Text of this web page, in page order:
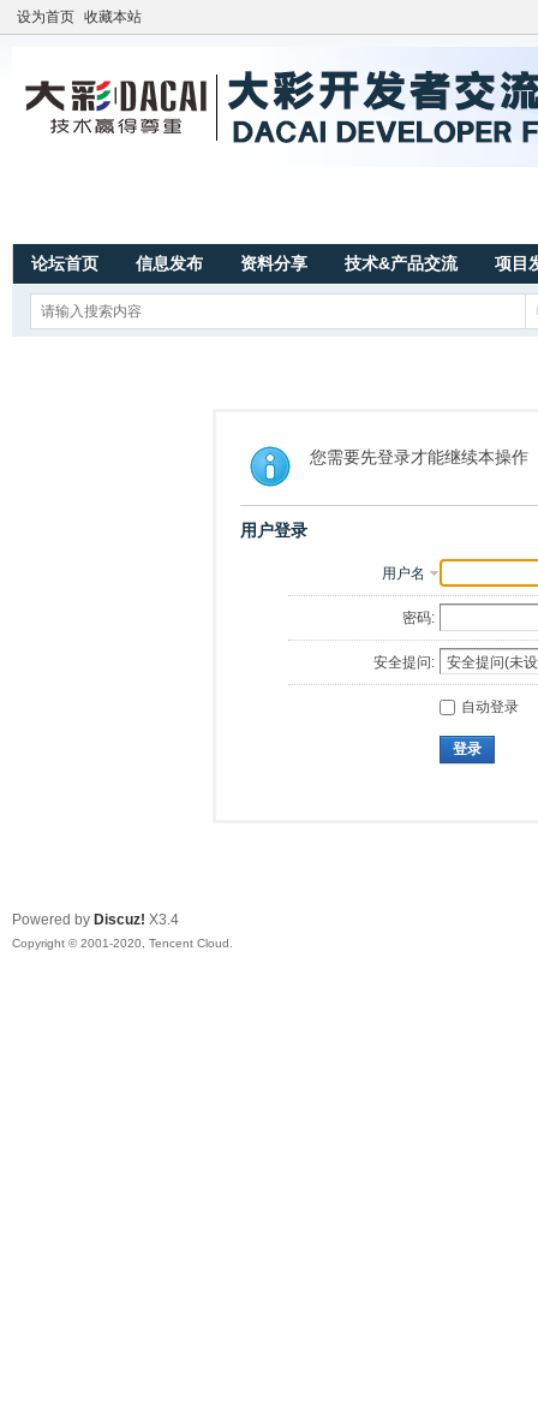
设为首页 收藏本站
论坛首页 信息发布 资料分享 技术&产品交流 项目
您需要先登录才能继续本操作
用户登录
用户名
密码:
安全提问:
自动登录
登录
Powered by Discuz! X3.4
Copyright © 2001-2020, Tencent Cloud.